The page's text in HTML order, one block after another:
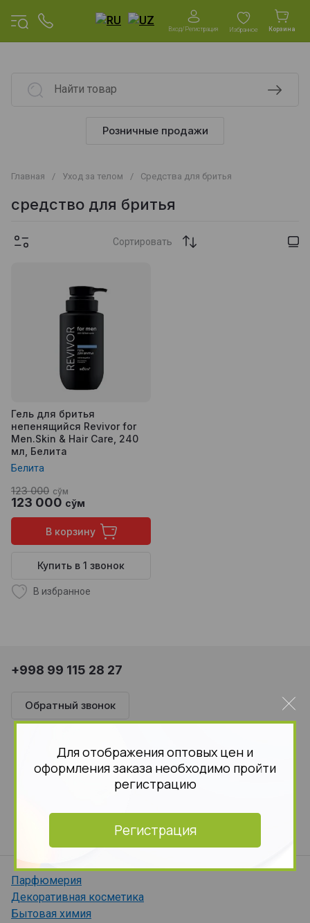
Для отображения оптовых цен и
оформления заказа необходимо пройти
регистрацию
Регистрация
Вход/Регистрация Избранное Корзина
Розничные продажи
Главная / Уход за телом / Средства для бритья
средство для бритья
Сортировать
Гель для бритья
непенящийся Revivor for
Men.Skin & Hair Care, 240
мл, Белита
Белита
123 000 сўм
123 000 сўм
В корзину
Купить в 1 звонок
В избранное
+998 99 115 28 27
Обратный звонок
ул. Паркентская, д. 327
operator_uz@bykosmetika.ru
График работы
с 9:00 до 18:00
Парфюмерия
Декоративная косметика
Бытовая химия